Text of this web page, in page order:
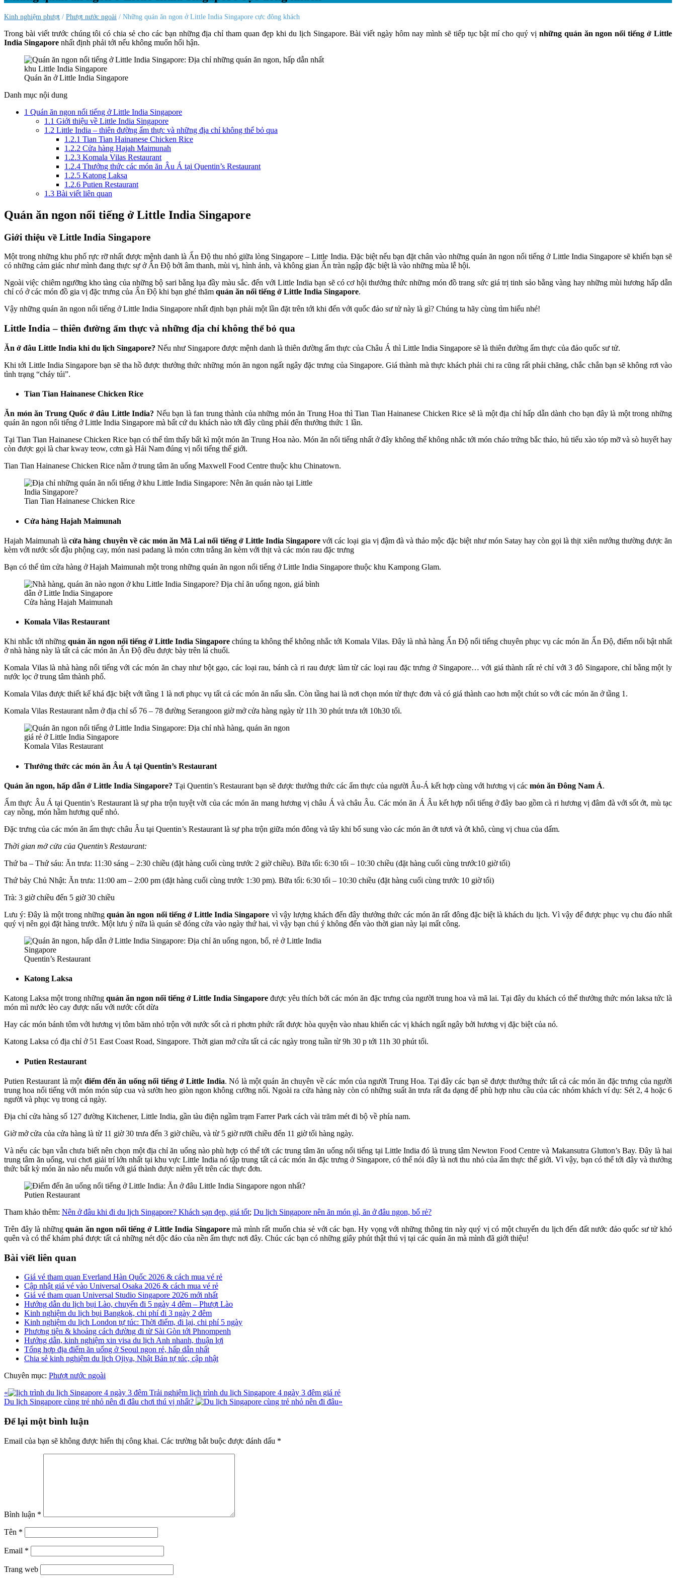
nghiệm,
kiệm
Kinh nghiệm phượt / Phượt nước ngoài / Những quán ăn ngon ở Little India Singapore cực đông khách
Trong bài viết trước chúng tôi có chia sẻ cho các bạn những địa chỉ tham quan đẹp khi du lịch Singapore. Bài viết ngày hôm nay mình sẽ tiếp tục bật mí cho quý vị những quán ăn ngon nổi tiếng ở Little
India Singapore nhất định phải tới nếu không muốn hối hận.
Quán ăn ở Little India Singapore
Danh mục nội dung
1 Quán ăn ngon nổi tiếng ở Little India Singapore
1.1 Giới thiệu về Little India Singapore
1.2 Little India – thiên đường ẩm thực và những địa chỉ không thể bỏ qua
1.2.1 Tian Tian Hainanese Chicken Rice
1.2.2 Cửa hàng Hajah Maimunah
1.2.3 Komala Vilas Restaurant
1.2.4 Thưởng thức các món ăn Âu Á tại Quentin’s Restaurant
1.2.5 Katong Laksa
1.2.6 Putien Restaurant
1.3 Bài viết liên quan
Quán ăn ngon nổi tiếng ở Little India Singapore
Giới thiệu về Little India Singapore
Một trong những khu phố rực rỡ nhất được mệnh danh là Ấn Độ thu nhỏ giữa lòng Singapore – Little India. Đặc biệt nếu bạn đặt chân vào những quán ăn ngon nổi tiếng ở Little India Singapore sẽ khiến bạn sẽ
có những cảm giác như mình đang thực sự ở Ấn Độ bởi âm thanh, mùi vị, hình ảnh, và không gian Ấn tràn ngập đặc biệt là vào những mùa lễ hội.
Ngoài việc chiêm ngưỡng kho tàng của những bộ sari bằng lụa đầy màu sắc. đến với Little India bạn sẽ có cơ hội thưởng thức những món đồ trang sức giá trị tinh sảo bằng vàng hay những mùi hương hấp dẫn
chỉ có ở các món đồ gia vị đặc trưng của Ấn Độ khi bạn ghé thăm quán ăn nổi tiếng ở Little India Singapore.
Vậy những quán ăn ngon nổi tiếng ở Little India Singapore nhất định bạn phải một lần đặt trên tới khi đến với quốc đảo sư tử này là gì? Chúng ta hãy cùng tìm hiểu nhé!
Little India – thiên đường ẩm thực và những địa chỉ không thể bỏ qua
Ăn ở đâu Little India khi du lịch Singapore? Nếu như Singapore được mệnh danh là thiên đường ẩm thực của Châu Á thì Little India Singapore sẽ là thiên đường ẩm thực của đảo quốc sư tử.
Khi tới Little India Singapore bạn sẽ tha hồ được thưởng thức những món ăn ngon ngất ngây đặc trưng của Singapore. Giá thành mà thực khách phải chi ra cũng rất phải chăng, chắc chắn bạn sẽ không rơi vào
tình trạng “cháy túi”.
Tian Tian Hainanese Chicken Rice
Ăn món ăn Trung Quốc ở đâu Little India? Nếu bạn là fan trung thành của những món ăn Trung Hoa thì Tian Tian Hainanese Chicken Rice sẽ là một địa chỉ hấp dẫn dành cho bạn đây là một trong những
quán ăn ngon nổi tiếng ở Little India Singapore mà bất cứ du khách nào tới đây cũng phải đến thưởng thức 1 lần.
Tại Tian Tian Hainanese Chicken Rice bạn có thể tìm thấy bất kì một món ăn Trung Hoa nào. Món ăn nổi tiếng nhất ở đây không thể không nhắc tới món cháo trứng bắc thảo, hủ tiếu xào tóp mỡ và sò huyết hay
còn được gọi là char kway teow, cơm gà Hải Nam đúng vị nổi tiếng thế giới.
Tian Tian Hainanese Chicken Rice nằm ở trung tâm ăn uống Maxwell Food Centre thuộc khu Chinatown.
Tian Tian Hainanese Chicken Rice
Cửa hàng Hajah Maimunah
Hajah Maimunah làcửa hàng chuyên về các món ăn Mã Lai nổi tiếng ở Little India Singapore với các loại gia vị đậm đà và thảo mộc đặc biệt như món Satay hay còn gọi là thịt xiên nướng thường được ăn
kèm với nước sốt đậu phộng cay, món nasi padang là món cơm trắng ăn kèm với thịt và các món rau đặc trưng
Bạn có thể tìm cửa hàng ở Hajah Maimunah một trong những quán ăn ngon nổi tiếng ở Little India Singapore thuộc khu Kampong Glam.
Cửa hàng Hajah Maimunah
Komala Vilas Restaurant
Khi nhắc tới nhữngquán ăn ngon nổi tiếng ở Little India Singapore chúng ta không thể không nhắc tới Komala Vilas. Đây là nhà hàng Ấn Độ nổi tiếng chuyên phục vụ các món ăn Ấn Độ, điểm nổi bật nhất
ở nhà hàng này là tất cả các món ăn Ấn Độ đều được bày trên lá chuối.
Komala Vilas là nhà hàng nổi tiếng với các món ăn chay như bột gạo, các loại rau, bánh cà ri rau được làm từ các loại rau đặc trưng ở Singapore… với giá thành rất rẻ chỉ với 3 đô Singapore, chỉ bằng một ly
nước lọc ở trung tâm thành phố.
Komala Vilas được thiết kế khá đặc biệt với tầng 1 là nơi phục vụ tất cả các món ăn nấu sẵn. Còn tầng hai là nơi chọn món từ thực đơn và có giá thành cao hơn một chút so với các món ăn ở tầng 1.
Komala Vilas Restaurant nằm ở địa chỉ số 76 – 78 đường Serangoon giờ mở cửa hàng ngày từ 11h 30 phút trưa tới 10h30 tối.
Komala Vilas Restaurant
Thưởng thức các món ăn Âu Á tại Quentin’s Restaurant
Quán ăn ngon, hấp dẫn ở Little India Singapore? Tại Quentin’s Restaurant bạn sẽ được thưởng thức các ẩm thực của người Âu-Á kết hợp cùng với hương vị các món ăn Đông Nam Á.
Ẩm thực Âu Á tại Quentin’s Restaurant là sự pha trộn tuyệt vời của các món ăn mang hương vị châu Á và châu Âu. Các món ăn Á Âu kết hợp nổi tiếng ở đây bao gồm cà ri hương vị đâm đà với sốt ớt, mù tạc
cay nồng, món hầm hương quế nhỏ.
Đặc trưng của các món ăn ẩm thực châu Âu tại Quentin’s Restaurant là sự pha trộn giữa món đông và tây khi bổ sung vào các món ăn ớt tươi và ớt khô, cùng vị chua của dấm.
Thời gian mở cửa của Quentin’s Restaurant:
Thứ ba – Thứ sáu: Ăn trưa: 11:30 sáng – 2:30 chiều (đặt hàng cuối cùng trước 2 giờ chiều). Bữa tối: 6:30 tối – 10:30 chiều (đặt hàng cuối cùng trước10 giờ tối)
Thứ bảy Chủ Nhật: Ăn trưa: 11:00 am – 2:00 pm (đặt hàng cuối cùng trước 1:30 pm). Bữa tối: 6:30 tối – 10:30 chiều (đặt hàng cuối cùng trước 10 giờ tối)
Trà: 3 giờ chiều đến 5 giờ 30 chiều
Lưu ý: Đây là một trong nhữngquán ăn ngon nổi tiếng ở Little India Singapore vì vậy lượng khách đến đây thưởng thức các món ăn rất đông đặc biệt là khách du lịch. Vì vậy để được phục vụ chu đáo nhất
quý vị nên gọi đặt hàng trước. Một lưu ý nữa là quán sẽ đóng cửa vào ngày thứ hai, vì vậy bạn chú ý không đến vào thời gian này lại mất công.
Quentin’s Restaurant
Katong Laksa
Katong Laksa một trong nhữngquán ăn ngon nổi tiếng ở Little India Singapore được yêu thích bởi các món ăn đặc trưng của người trung hoa và mã lai. Tại đây du khách có thể thưởng thức món laksa tức là
món mì nước lèo cay được nấu với nước cốt dừa
Hay các món bánh tôm với hương vị tôm băm nhỏ trộn với nước sốt cà ri phơm phức rất được hòa quyện vào nhau khiến các vị khách ngất ngây bởi hương vị đặc biệt của nó.
Katong Laksa có địa chỉ ở 51 East Coast Road, Singapore. Thời gian mở cửa tất cả các ngày trong tuần từ 9h 30 p tới 11h 30 phút tối.
Putien Restaurant
Putien Restaurant là một điểm đến ăn uống nổi tiếng ở Little India. Nó là một quán ăn chuyên về các món của người Trung Hoa. Tại đây các bạn sẽ được thưởng thức tất cả các món ăn đặc trưng của người
trung hoa nổi tiếng với món món súp cua và sườn heo giòn ngon không cưỡng nổi. Ngoài ra cửa hàng này còn có những suất ăn trưa rất đa dạng để phù hợp nhu cầu của các nhóm khách ví dụ: Sét 2, 4 hoặc 6
người và phục vụ trong cả ngày.
Địa chỉ cửa hàng số 127 đường Kitchener, Little India, gần tàu điện ngầm trạm Farrer Park cách vài trăm mét đi bộ về phía nam.
Giờ mở cửa của cửa hàng là từ 11 giờ 30 trưa đến 3 giờ chiều, và từ 5 giờ rưỡi chiều đến 11 giờ tối hàng ngày.
Và nếu các bạn vẫn chưa biết nên chọn một địa chỉ ăn uống nào phù hợp có thể tới các trung tâm ăn uống nổi tiếng tại Little India đó là trung tâm Newton Food Centre và Makansutra Glutton’s Bay. Đây là hai
trung tâm ăn uống, vui chơi giải trí lớn nhất tại khu vực Little India nó tập trung tất cả các món ăn đặc trưng ở Singapore, có thể nói đây là nơi thu nhỏ của ẩm thực thế giới. Vì vậy, bạn có thể tới đây và thưởng
thức bất kỳ món ăn nào nếu muốn với giá thành được niêm yết trên các thực đơn.
Putien Restaurant
Tham khảo thêm: Nên ở đâu khi đi du lịch Singapore? Khách sạn đẹp, giá tốt; Du lịch Singapore nên ăn món gì, ăn ở đâu ngon, bổ rẻ?
Trên đây là nhữngquán ăn ngon nổi tiếng ở Little India Singaporemà mình rất muốn chia sẻ với các bạn. Hy vọng với những thông tin này quý vị có một chuyến du lịch đến đất nước đảo quốc sư tử khó
quên và có thể khám phá được tất cả những nét độc đáo của nền ẩm thực nơi đây. Chúc các bạn có những giây phút thật thú vị tại các quán ăn mà mình đã giới thiệu!
Bài viết liên quan
Giá vé tham quan Everland Hàn Quốc 2026 & cách mua vé rẻ
Cập nhật giá vé vào Universal Osaka 2026 & cách mua vé rẻ
Giá vé tham quan Universal Studio Singapore 2026 mới nhất
Hướng dẫn du lịch bụi Lào, chuyến đi 5 ngày 4 đêm – Phượt Lào
Kinh nghiệm du lịch bụi Bangkok, chi phí đi 3 ngày 2 đêm
Kinh nghiệm du lịch London tự túc: Thời điểm, đi lại, chi phí 5 ngày
Phương tiện & khoảng cách đường đi từ Sài Gòn tới Phnompenh
Hướng dẫn, kinh nghiệm xin visa du lịch Anh nhanh, thuận lợi
Tổng hợp địa điểm ăn uống ở Seoul ngon rẻ, hấp dẫn nhất
Chia sẻ kinh nghiệm du lịch Ojiya, Nhật Bản tự túc, cập nhật
Chuyên mục: Phượt nước ngoài
Bài
viết
«
Trải nghiệm lịch trình du lịch Singapore 4 ngày 3 đêm giá rẻ
Bài
sau
Du lịch Singapore cùng trẻ nhỏ nên đi đâu chơi thú vị nhất? »
Interactions
Để lại một bình luận
Email của bạn sẽ không được hiển thị công khai. Các trường bắt buộc được đánh dấu *
Bình luận *
Tên *
Email *
Trang web